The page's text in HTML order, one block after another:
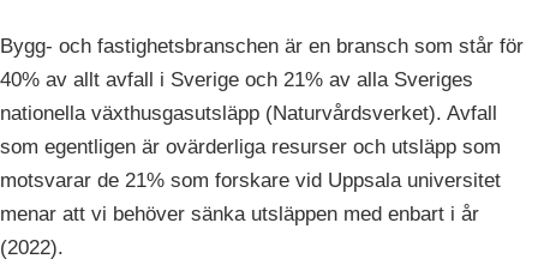
Bygg- och fastighetsbranschen är en bransch som står för
40% av allt avfall i Sverige och 21% av alla Sveriges
nationella växthusgasutsläpp (Naturvårdsverket). Avfall
som egentligen är ovärderliga resurser och utsläpp som
motsvarar de 21% som forskare vid Uppsala universitet
menar att vi behöver sänka utsläppen med enbart i år
(2022).